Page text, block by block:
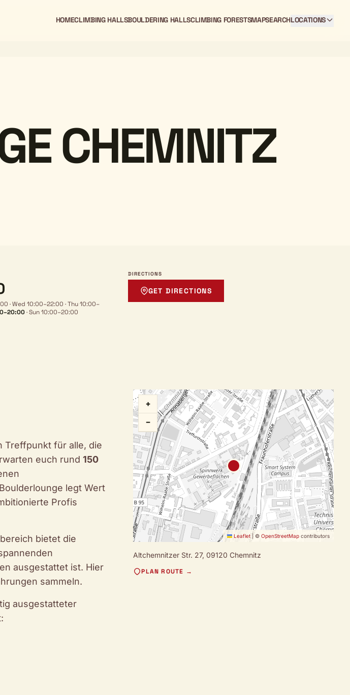
HOMECLIMBING HALLSBOULDERING HALLSCLIMBING FORESTSMAPSEARCHLOCATIONS
CHEMNITZ
·Wed 10:00–22:00 ·Thu 10:00–
·Sun 10:00–20:00
DIRECTIONS
GET DIRECTIONS
Treffpunkt für alle, die
euch rund 150
legt Wert
Profis
bietet die
ausgestattet ist. Hier
sammeln.
ausgestatteter
+
−
Leaflet |© OpenStreetMapcontributors
Altchemnitzer Str. 27,09120 Chemnitz
PLAN ROUTE →